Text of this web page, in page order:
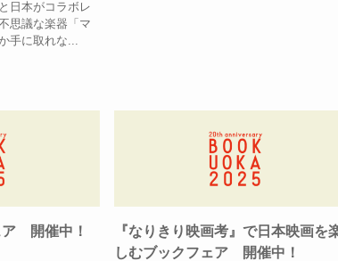
日本がコラボレ
思議な楽器「マ
手に取れな...
ア 開催中！
『なりきり映画考』で日本映画を
しむブックフェア 開催中！